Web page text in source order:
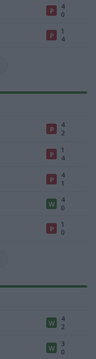
P
4
0
P
1
4
P
4
2
P
1
4
P
4
1
W
4
0
P
1
0
W
4
2
W
3
0